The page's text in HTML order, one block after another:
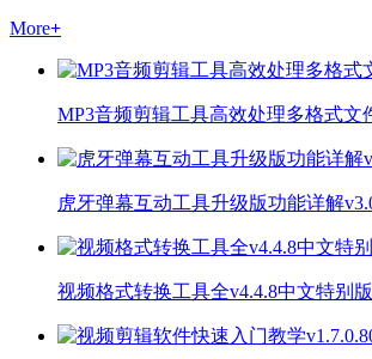
More+
MP3音频剪辑工具高效处理多格式文
虎牙弹幕互动工具升级版功能详解
视频格式转换工具全v4.4.8中文特别版